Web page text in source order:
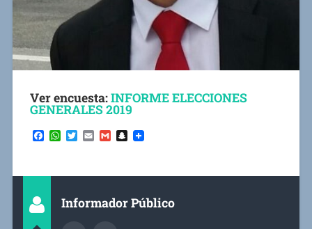
Ver encuesta:INFORME ELECCIONES
GENERALES 2019
Facebook
WhatsApp
Twitter
EmailGmailSnapchat
Informador Público